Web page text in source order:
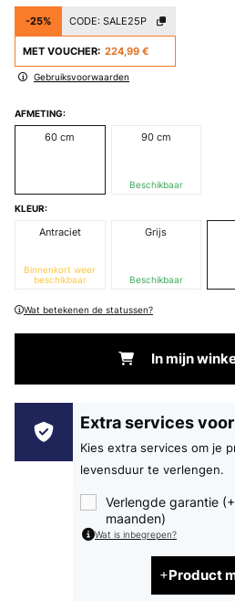
-25% CODE: SALE25P
MET VOUCHER: 224,99 €
Gebruiksvoorwaarden
AFMETING:
60 cm 90 cm
Beschikbaar
KLEUR:
Antraciet
Binnenkort weer
beschikbaar
Grijs
Beschikbaar
Wat betekenen de statussen?
In mijn
Extra services
Kies extra services om je
levensduur te verlengen.
Verlengde garantie
maanden)
Wat is inbegrepen?
Product